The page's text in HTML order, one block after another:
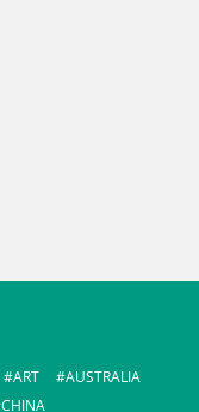
ART
AUSTRALIA
CHINA